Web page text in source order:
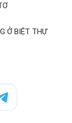
Ở BIỆT THỰ